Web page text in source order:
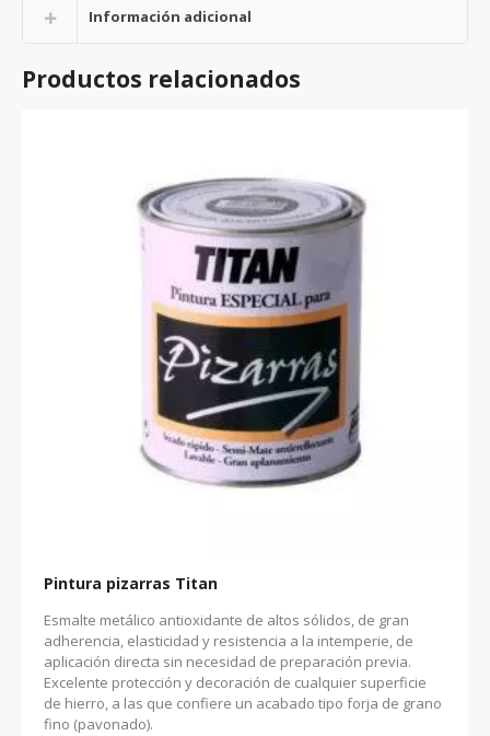
Información adicional
Productos relacionados
Pintura pizarras Titan
Esmalte metálico antioxidante de altos sólidos, de gran
adherencia, elasticidad y resistencia a la intemperie, de
aplicación directa sin necesidad de preparación previa.
Excelente protección y decoración de cualquier superficie
de hierro, a las que confiere un acabado tipo forja de grano
fino (pavonado).